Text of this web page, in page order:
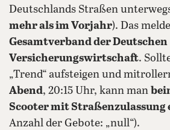
Deutschlands Straßen
mehr als im Vorjahr). Das
Gesamtverband der Deutschen
Versicherungswirtschaft.
„Trend“ aufsteigen und
Abend, 20:15 Uhr, kann man
Scooter mit Straßenzulassung
Anzahl der Gebote: „null“).